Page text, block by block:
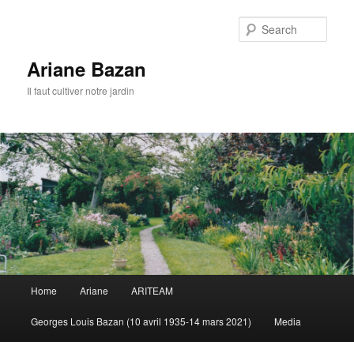
Ariane Bazan
Il faut cultiver notre jardin
Skip
to
Home Ariane ARITEAM
Georges Louis Bazan (10 avril 1935-14 mars 2021) Media